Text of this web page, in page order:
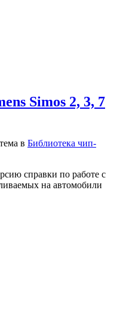
Simos 2, 3, 7
в Библиотека чип-
справки по работе с
на автомобили